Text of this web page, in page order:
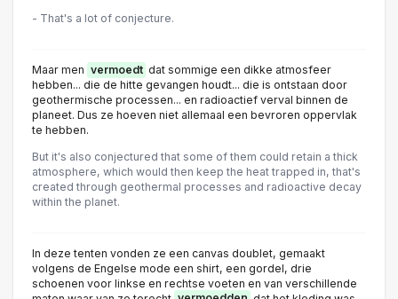
- That's a lot of conjecture.
Maar men vermoedt dat sommige een dikke atmosfeer
hebben... die de hitte gevangen houdt... die is ontstaan door
geothermische processen... en radioactief verval binnen de
planeet. Dus ze hoeven niet allemaal een bevroren oppervlak
te hebben.
But it's also conjectured that some of them could retain a thick
atmosphere, which would then keep the heat trapped in, that's
created through geothermal processes and radioactive decay
within the planet.
In deze tenten vonden ze een canvas doublet, gemaakt
volgens de Engelse mode een shirt, een gordel, drie
schoenen voor linkse en rechtse voeten en van verschillende